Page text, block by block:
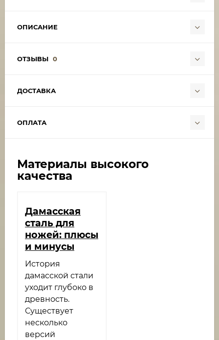
ОПИСАНИЕ
ОТЗЫВЫ 0
ДОСТАВКА
ОПЛАТА
Материалы высокого
качества
Дамасская
сталь для
ножей: плюсы
и минусы
История
дамасской стали
уходит глубоко в
древность.
Существует
несколько
версий